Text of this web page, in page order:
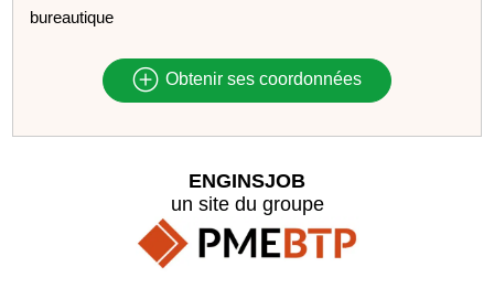
bureautique
Obtenir ses coordonnées
ENGINSJOB
un site du groupe